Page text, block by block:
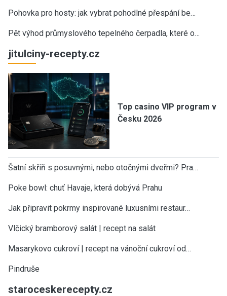
Pohovka pro hosty: jak vybrat pohodlné přespání be…
Pět výhod průmyslového tepelného čerpadla, které o…
jitulciny-recepty.cz
Top casino VIP program v
Česku 2026
Šatní skříň s posuvnými, nebo otočnými dveřmi? Pra…
Poke bowl: chuť Havaje, která dobývá Prahu
Jak připravit pokrmy inspirované luxusními restaur…
Vlčický bramborový salát | recept na salát
Masarykovo cukroví | recept na vánoční cukroví od…
Pindruše
staroceskerecepty.cz